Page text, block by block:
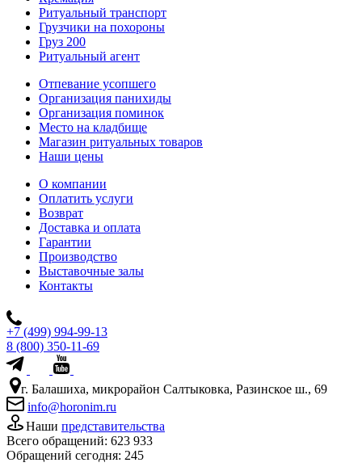
Ритуальный транспорт
Грузчики на похороны
Груз 200
Ритуальный агент
Отпевание усопшего
Организация панихиды
Организация поминок
Место на кладбище
Магазин ритуальных товаров
Наши цены
О компании
Оплатить услуги
Возврат
Доставка и оплата
Гарантии
Производство
Выставочные залы
Контакты
+7 (499) 994-99-13
8 (800) 350-11-69
г. Балашиха, микрорайон Салтыковка, Разинское ш., 69
info@horonim.ru
Наши представительства
Всего обращений: 623 933
Обращений сегодня: 245